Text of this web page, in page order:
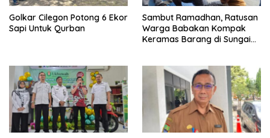
Golkar Cilegon Potong 6 Ekor
Sapi Untuk Qurban
Sambut Ramadhan, Ratusan
Warga Babakan Kompak
Keramas Barang di Sungai